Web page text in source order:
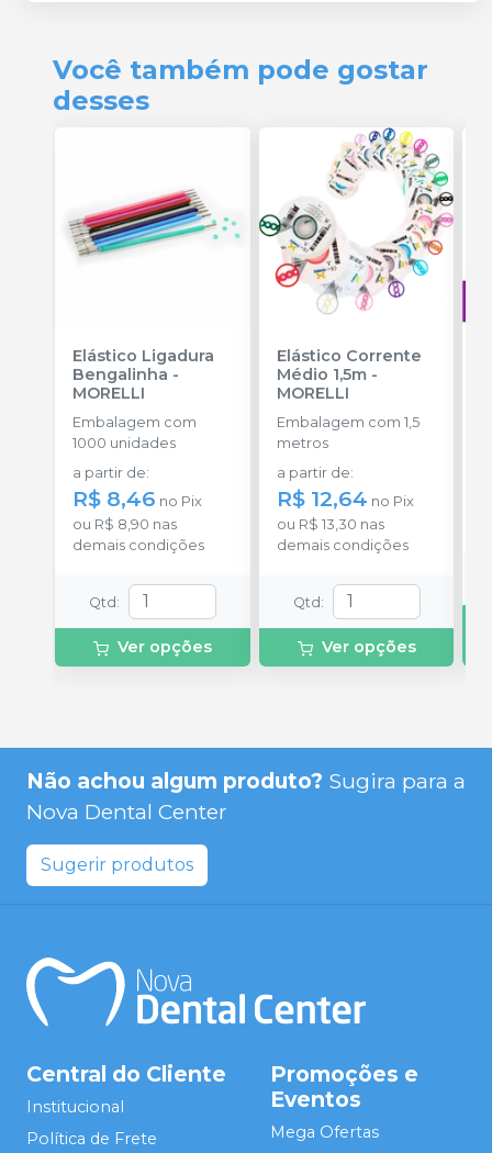
Você também pode gostar
desses
Elástico Ligadura
Bengalinha -
MORELLI
Embalagem com
1000 unidades
a partir de:
R$ 8,46 no Pix
ou R$ 8,90 nas
demais condições
Qtd :
Ver opções
Elástico Corrente
Médio 1,5m-
MORELLI
Embalagem com 1,5
metros
a partir de:
R$ 12,64 no Pix
ou R$ 13,30 nas
demais condições
Qtd :
Ver opções
Não achou algum produto? Sugira para a
Nova Dental Center
Sugerir produtos
Central do Cliente
Institucional
Política de Frete
Promoções e
Eventos
Mega Ofertas